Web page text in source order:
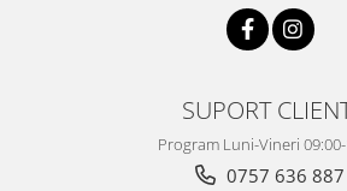
SUPORT
Program Luni-Vineri
0757 636 887